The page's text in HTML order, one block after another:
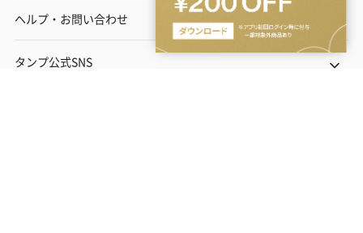
ヘルプ・お問い合わせ
タンプ公式SNS